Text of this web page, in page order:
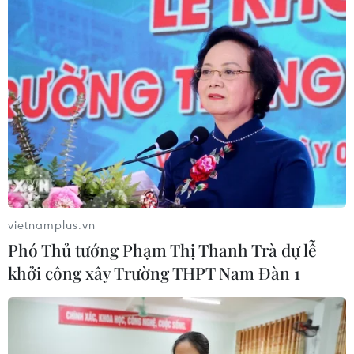
28/06/2026 14:28
Liên hoan Phim Châu Á lần thứ 4 báo
hiệu nhiều đột phá cho điện ảnh Việt
Nam
27/06/2026 12:45
Xem thêm
CƠ QUAN CHỦ QUẢN: THÔNG TẤN XÃ VIỆT NAM
vietnamplus.vn
Phó Thủ tướng Phạm Thị Thanh Trà dự lễ
khởi công xây Trường THPT Nam Đàn 1